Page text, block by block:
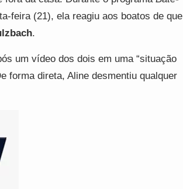
feira (21), ela reagiu aos boatos de que
.
um vídeo dos dois em uma “situação
forma direta, Aline desmentiu qualquer